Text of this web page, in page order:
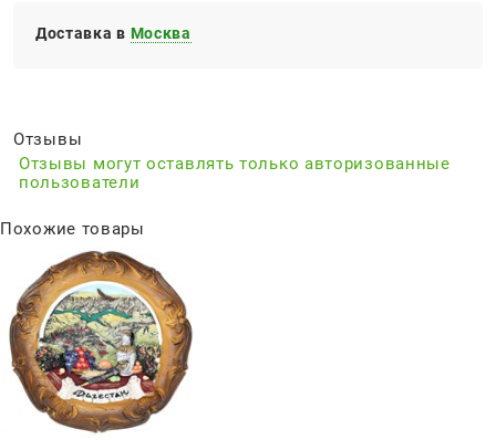
Доставка в Москва
Отзывы
Отзывы могут оставлять только авторизованные
пользователи
Похожие товары